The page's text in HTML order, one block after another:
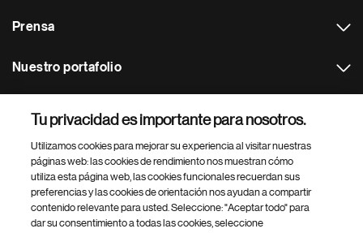
Prensa
Nuestro portafolio
Footer Site Search
Tu privacidad es importante para nosotros.
Utilizamos cookies para mejorar su experiencia al visitar nuestras
páginas web: las cookies de rendimiento nos muestran cómo
utiliza esta página web, las cookies funcionales recuerdan sus
preferencias y las cookies de orientación nos ayudan a compartir
contenido relevante para usted. Seleccione: "Aceptar todo" para
dar su consentimiento a todas las cookies, seleccione